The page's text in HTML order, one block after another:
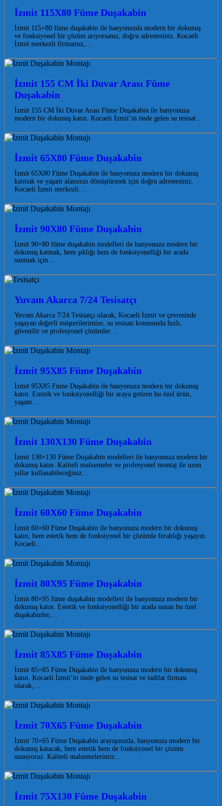
İzmit 115X80 Füme Duşakabin
İzmit 115×80 füme duşakabin ile banyonuzda modern bir dokunuş
ve fonksiyonel bir çözüm arıyorsanız, doğru adrestesiniz. Kocaeli
İzmit merkezli firmamız,…
İzmit 155 CM İki Duvar Arası Füme
Duşakabin
İzmit 155 CM İki Duvar Arası Füme Duşakabin ile banyonuza
modern bir dokunuş katın. Kocaeli İzmit’in önde gelen su tesisat…
İzmit 65X80 Füme Duşakabin
İzmit 65X80 Füme Duşakabin ile banyonuza modern bir dokunuş
katmak ve yaşam alanınızı dönüştürmek için doğru adrestesiniz.
Kocaeli İzmit merkezli…
İzmit 90X80 Füme Duşakabin
İzmit 90×80 füme duşakabin modelleri ile banyonuza modern bir
dokunuş katmak, hem şıklığı hem de fonksiyonelliği bir arada
sunmak için…
Yuvam Akarca 7/24 Tesisatçı
Yuvam Akarca 7/24 Tesisatçı olarak, Kocaeli İzmit ve çevresinde
yaşayan değerli müşterilerimize, su tesisatı konusunda hızlı,
güvenilir ve profesyonel çözümler…
İzmit 95X85 Füme Duşakabin
İzmit 95X85 Füme Duşakabin ile banyonuza modern bir dokunuş
katın. Estetik ve fonksiyonelliği bir araya getiren bu özel ürün,
yaşam…
İzmit 130X130 Füme Duşakabin
İzmit 130×130 Füme Duşakabin modelleri ile banyonuza modern bir
dokunuş katın. Kaliteli malzemeler ve profesyonel montaj ile uzun
yıllar kullanabileceğiniz…
İzmit 60X60 Füme Duşakabin
İzmit 60×60 Füme Duşakabin ile banyonuza modern bir dokunuş
katın, hem estetik hem de fonksiyonel bir çözümle ferahlığı yaşayın.
Kocaeli…
İzmit 80X95 Füme Duşakabin
İzmit 80×95 füme duşakabin modelleri ile banyonuza modern bir
dokunuş katın. Estetik ve fonksiyonelliği bir arada sunan bu özel
duşakabinler,…
İzmit 85X85 Füme Duşakabin
İzmit 85×85 Füme Duşakabin ile banyonuza modern bir dokunuş
katın. Kocaeli İzmit’in önde gelen su tesisat ve tadilat firması
olarak,…
İzmit 70X65 Füme Duşakabin
İzmit 70×65 Füme Duşakabin arayışınızda, banyonuza modern bir
dokunuş katacak, hem estetik hem de fonksiyonel bir çözüm
sunuyoruz. Kaliteli malzemelerimiz…
İzmit 75X130 Füme Duşakabin